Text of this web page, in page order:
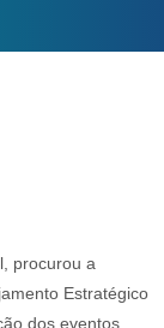
procurou a
Estratégico
dos eventos